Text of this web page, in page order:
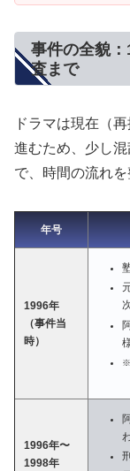
事件の全貌
査まで
ドラマは現在（
進むため、少し
で、時間の流れを
年号
1996年
（事件当
時）
※
1996年〜
1998年